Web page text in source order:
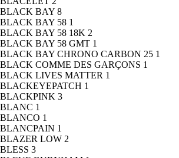
BLACK BAY 8
BLACK BAY 58 1
BLACK BAY 58 18K 2
BLACK BAY 58 GMT 1
BLACK BAY CHRONO CARBON 25 1
BLACK COMME DES GARÇONS 1
BLACK LIVES MATTER 1
BLACKEYEPATCH 1
BLACKPINK 3
BLANC 1
BLANCO 1
BLANCPAIN 1
BLAZER LOW 2
BLESS 3